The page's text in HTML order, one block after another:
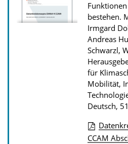
bestehen.
Irmgard
Andreas
Schwarzl,
für
Mobilität,
Deutsch,
D
CCAM